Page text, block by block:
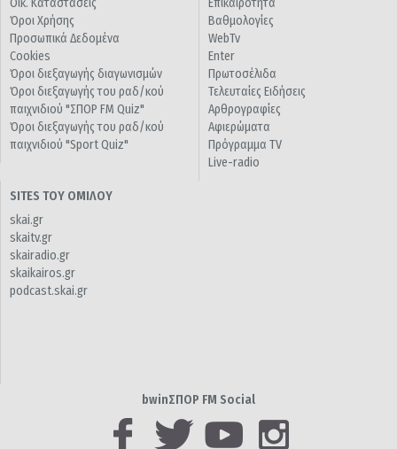
Οικ. Καταστάσεις
Όροι Χρήσης
Προσωπικά Δεδομένα
Cookies
Όροι διεξαγωγής διαγωνισμών
Όροι διεξαγωγής του ραδ/κού
παιχνιδιού "ΣΠΟΡ FM Quiz"
Όροι διεξαγωγής του ραδ/κού
παιχνιδιού "Sport Quiz"
Επικαιρότητα
Βαθμολογίες
WebTv
Enter
Πρωτοσέλιδα
Τελευταίες Ειδήσεις
Αρθρογραφίες
Αφιερώματα
Πρόγραμμα TV
Live-radio
SITES ΤΟΥ ΟΜΙΛΟΥ
skai.gr
skaitv.gr
skairadio.gr
skaikairos.gr
podcast.skai.gr
bwinΣΠΟΡ FM Social